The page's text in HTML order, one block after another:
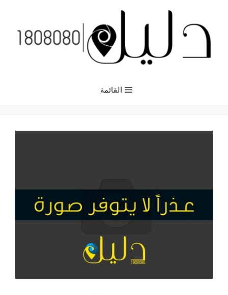
المحتوى
القائمة